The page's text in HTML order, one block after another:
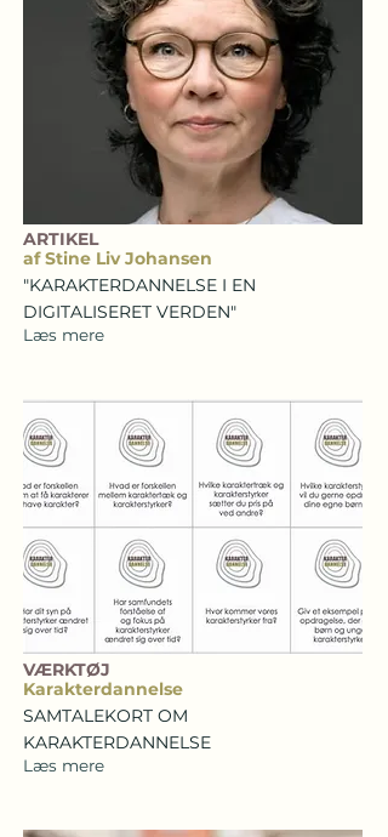
ARTIKEL
af Stine Liv Johansen
"KARAKTERDANNELSE I EN
DIGITALISERET VERDEN"
Læs mere
VÆRKTØJ
Karakterdannelse
SAMTALEKORT OM
KARAKTERDANNELSE
Læs mere